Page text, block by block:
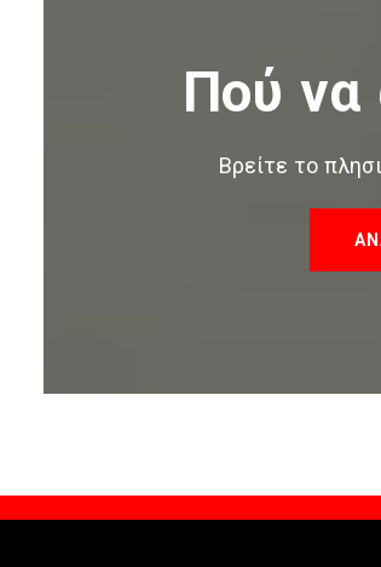
Πού να
Βρείτε το